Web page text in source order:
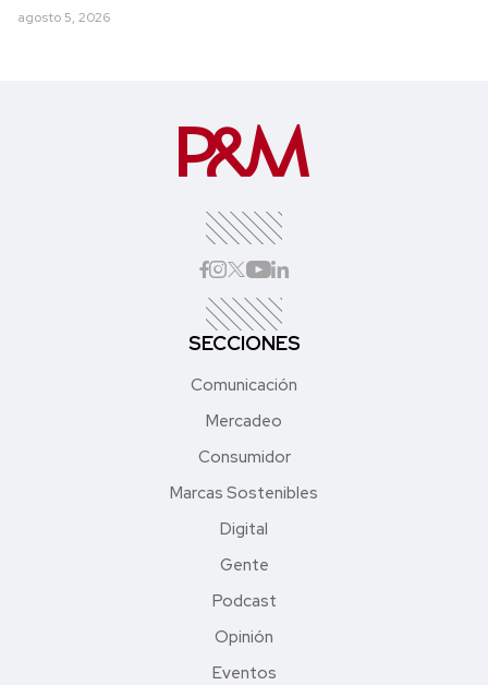
agosto 5, 2026
SECCIONES
Comunicación
Mercadeo
Consumidor
Marcas Sostenibles
Digital
Gente
Podcast
Opinión
Eventos